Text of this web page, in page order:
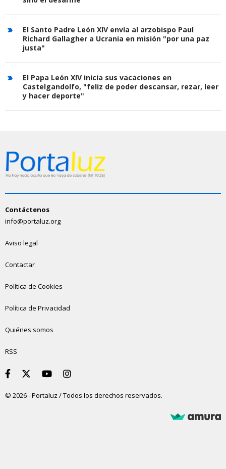
El Santo Padre León XIV envía al arzobispo Paul
Richard Gallagher a Ucrania en misión "por una paz
justa"
El Papa León XIV inicia sus vacaciones en
Castelgandolfo, "feliz de poder descansar, rezar, leer
y hacer deporte"
Contáctenos
info@portaluz.org
Aviso legal
Contactar
Política de Cookies
Política de Privacidad
Quiénes somos
RSS
© 2026 - Portaluz / Todos los derechos reservados.